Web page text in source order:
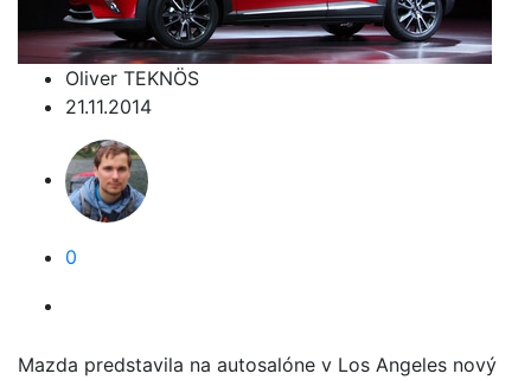
Oliver TEKNÖS
21.11.2014
0
Mazda predstavila na autosalóne v Los Angeles nový